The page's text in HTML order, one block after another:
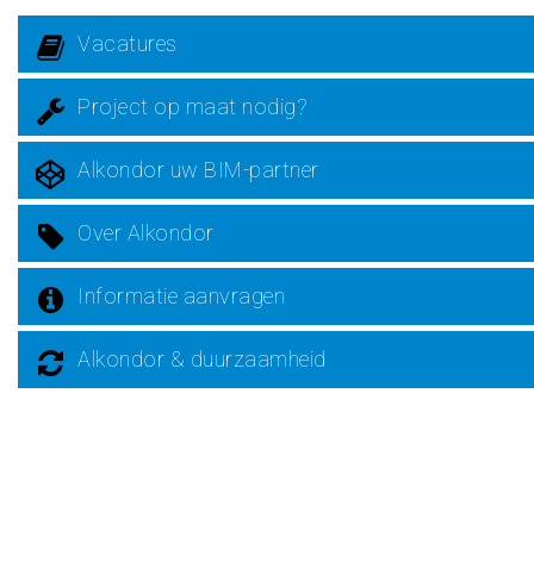
Vacatures
Project op maat nodig?
Alkondor uw BIM-partner
Over Alkondor
Informatie aanvragen
Alkondor & duurzaamheid